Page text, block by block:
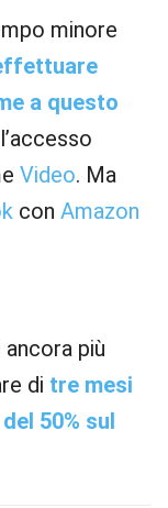
minore
a questo
Video. Ma
con Amazon
ancora più
di tre mesi
50% sul